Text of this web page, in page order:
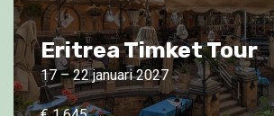
Eritrea Timket Tour
17 – 22 januari 2027